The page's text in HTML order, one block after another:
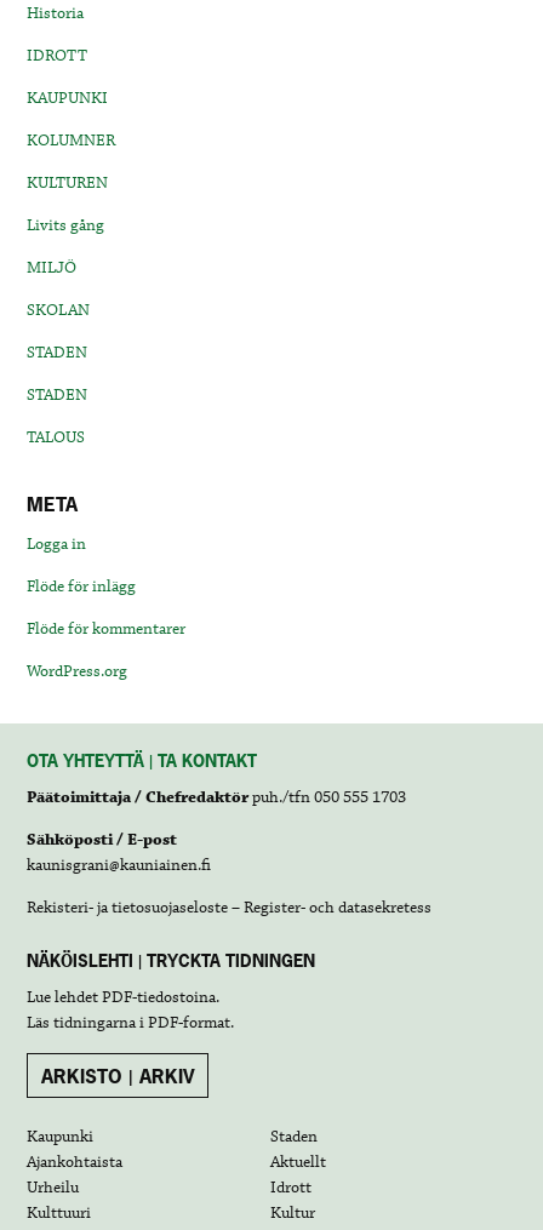
Historia
IDROTT
KAUPUNKI
KOLUMNER
KULTUREN
Livits gång
MILJÖ
SKOLAN
STADEN
STADEN
TALOUS
META
Logga in
Flöde för inlägg
Flöde för kommentarer
WordPress.org
OTA YHTEYTTÄ | TA KONTAKT
Päätoimittaja / Chefredaktörpuh./tfn 050 555 1703
Sähköposti / E-post
kaunisgrani@kauniainen.fi
Rekisteri- ja tietosuojaseloste – Register- och datasekretess
NÄKÖISLEHTI | TRYCKTA TIDNINGEN
Lue lehdetPDF-tiedostoina.
Läs tidningarna iPDF-format.
ARKISTO | ARKIV
Kaupunki
Staden
Ajankohtaista
Aktuellt
Urheilu
Idrott
Kulttuuri
Kultur